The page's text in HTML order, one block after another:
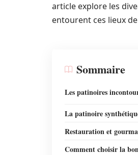
article explore les
entourent ces lieux
Sommaire
Les patinoires
La patinoire
Restauration et
Comment choisir la